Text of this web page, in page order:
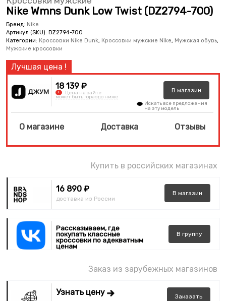
Nike Wmns Dunk Low Twist (DZ2794-700)
Бренд: Nike
Артикул (SKU): DZ2794-700
Категории: Кроссовки Nike Dunk, Кроссовки мужские Nike, Мужская обувь,
Мужские кроссовки
18 139 ₽
! Цена на сайте
может быть гораздо ниже
В магазин
Искать все предложения
на эту модель
О магазине Доставка Отзывы
Купить в российских магазинах
16 890 ₽
доставка из России
В магазин
Рассказываем, где
покупать классные
кроссовки по адекватным
ценам
В группу
Заказ из зарубежных магазинов
Узнать цену Заказать